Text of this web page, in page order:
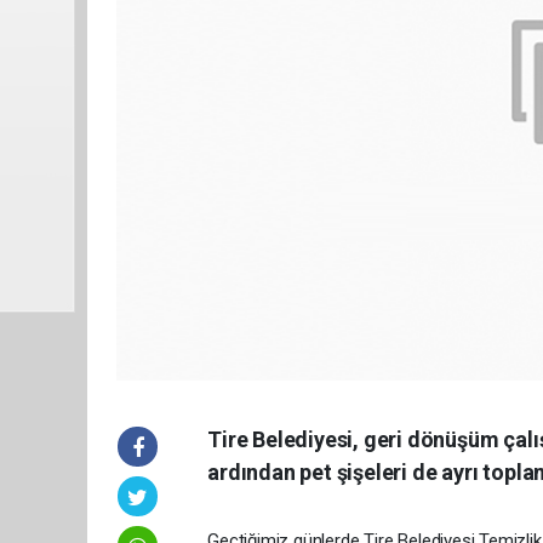
Tire Belediyesi, geri dönüşüm
ardından pet şişeleri de ayrı